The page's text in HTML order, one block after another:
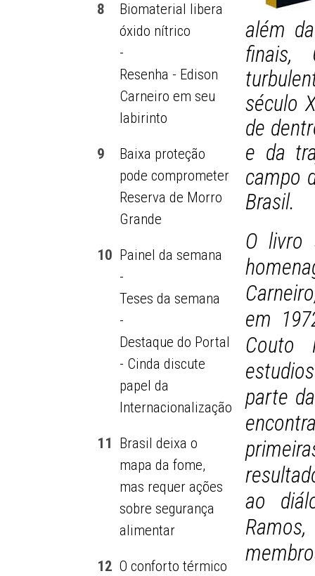
8
Biomaterial libera
óxido nítrico
-
Resenha - Edison
Carneiro em seu
labirinto
9
Baixa proteção
pode comprometer
Reserva de Morro
Grande
10 Painel da semana
-
Teses da semana
-
Destaque do Portal
- Cinda discute
papel da
Internacionalização
11 Brasil deixa o
mapa da fome,
mas requer ações
sobre segurança
alimentar
12 O conforto térmico
além
finais,
século
de
e da
campo
Brasil.
O livro
em
Couto
parte
ao